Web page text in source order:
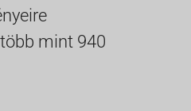
mint 940